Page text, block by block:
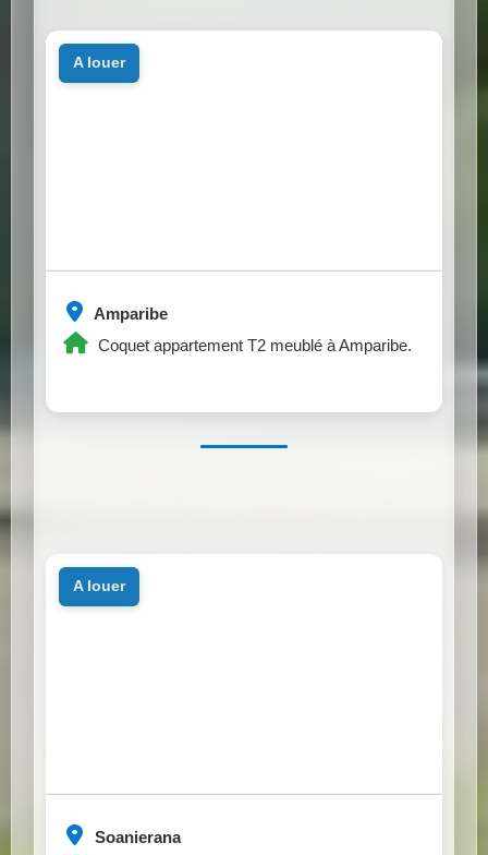
Amparibe
Coquet appartement T2 meublé à Amparibe.
a louer
Soanierana
a louer